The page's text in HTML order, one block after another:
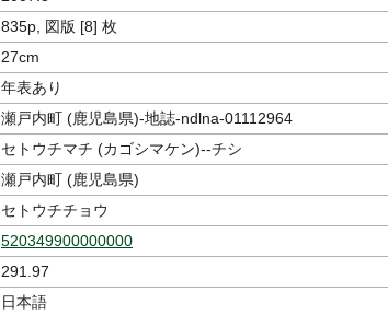
835p, 図版 [8] 枚
27cm
年表あり
瀬戸内町 (鹿児島県)-地誌-ndlna-01112964
セトウチマチ (カゴシマケン)--チシ
瀬戸内町 (鹿児島県)
セトウチチョウ
520349900000000
291.97
日本語